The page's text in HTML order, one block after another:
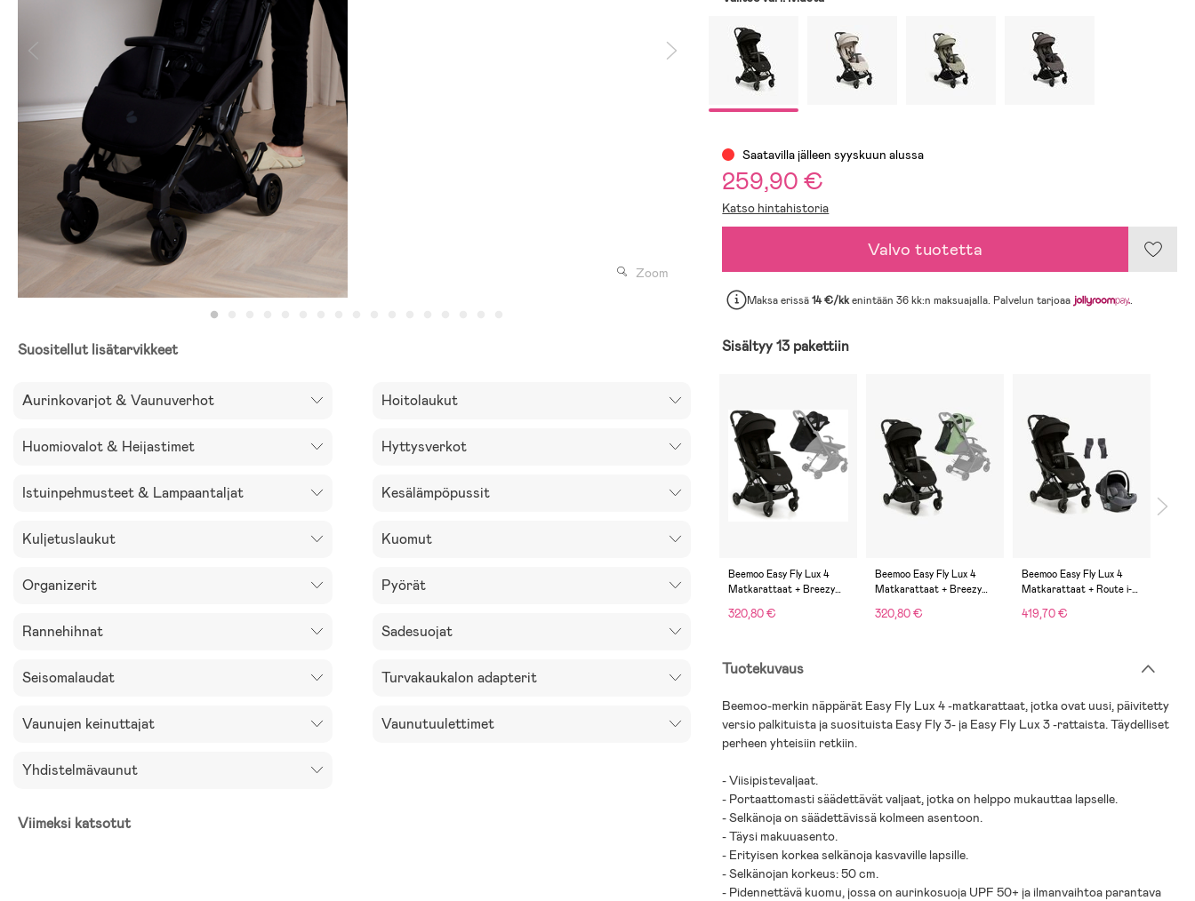
Zoom
Suositellut lisätarvikkeet
Aurinkovarjot & Vaunuverhot
Huomiovalot & Heijastimet
Istuinpehmusteet & Lampaantaljat
Kuljetuslaukut
Organizerit
Rannehihnat
Seisomalaudat
Vaunujen keinuttajat
Yhdistelmävaunut
Hoitolaukut
Hyttysverkot
Kesälämpöpussit
Kuomut
Pyörät
Sadesuojat
Turvakaukalon adapterit
Vaunutuulettimet
Viimeksi katsotut
Saatavilla jälleen syyskuu n alussa
259,90 €
Katso hintahistoria
Valvo tuotetta
Maksa erissä14 €/kkenintään 36 kk:n maksuajalla. Palvelun tarjoaa .
Sisältyy 13 pakettiin
Beemoo Easy Fly Lux 4
Matkarattaat + Breezy
320,80 €
Beemoo Easy Fly Lux 4
Matkarattaat + Breezy
Green
320,80 €
Beemoo Easy Fly Lux 4
Matkarattaat + Route i-
Black/Mineral Grey
419,70 €
Tuotekuvaus
Beemoo-merkin näppärät Easy Fly Lux 4 -matkarattaat, jotka ovat uusi, päivitetty
versio palkituista ja suosituista Easy Fly 3- ja Easy Fly Lux 3 -rattaista. Täydelliset
perheen yhteisiin retkiin.
- Viisipistevaljaat.
- Portaattomasti säädettävät valjaat, jotka on helppo mukauttaa lapselle.
- Selkänoja on säädettävissä kolmeen asentoon.
- Täysi makuuasento.
- Erityisen korkea selkänoja kasvaville lapsille.
- Selkänojan korkeus: 50 cm.
- Pidennettävä kuomu, jossa on aurinkosuoja UPF 50+ ja ilmanvaihtoa parantava